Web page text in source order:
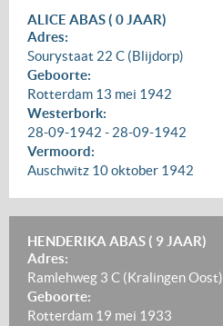
ALICE ABAS ( 0 JAAR)
Adres:
Sourystaat 22 C (Blijdorp)
Geboorte:
Rotterdam 13 mei 1942
Westerbork:
28-09-1942 - 28-09-1942
Vermoord:
Auschwitz 10 oktober 1942
HENDERIKA ABAS ( 9 JAAR)
Adres:
Ramlehweg 3 C (Kralingen Oost)
Geboorte:
Rotterdam 19 mei 1933